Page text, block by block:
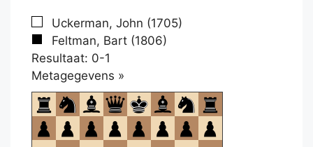
Uckerman, John (1705)
Feltman, Bart (1806)
Resultaat: 0-1
Metagegevens »
om
te
openen.